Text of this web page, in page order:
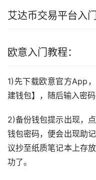
艾达币交易平台入门
欧意入门教程：
1)先下载欧意官方App
建钱包】，随后输入密码
2)备份钱包提示出现，
钱包密码，便会出现助
议抄至纸质笔记本上存
功了。